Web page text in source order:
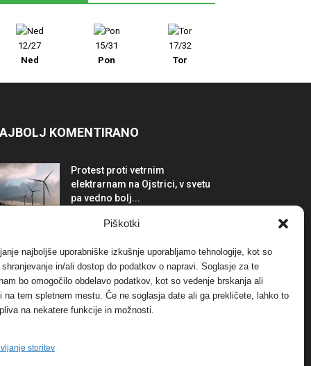
Piškotki
najboljše uporabniške izkušnje uporabljamo tehnologije, kot so
in/ali dostop do podatkov o napravi. Soglasje za te
bo omogočilo obdelavo podatkov, kot so vedenje brskanja ali
na tem spletnem mestu. Če ne soglasja date ali ga prekličete, lahko to
na nekatere funkcije in možnosti.
storitev
12/27
Ned
15/31
Pon
17/32
Tor
KOMENTIRANO
Protest proti vetrnim
elektrarnam na Ojstrici, v svetu
pa vedno bolj...
elektrarnam Verbund
Dogodki 29. januarja, 2018
FOTO: Razstava cvetličarskega